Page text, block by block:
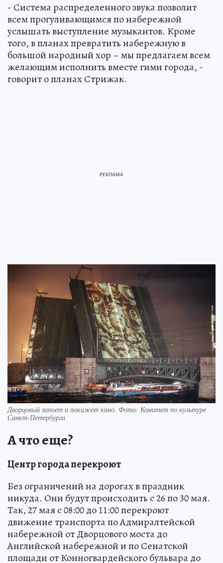
- Система распределенного звука позволит
всем прогуливающимся по набережной
услышать выступление музыкантов. Кроме
того, в планах превратить набережную в
большой народный хор – мы предлагаем всем
желающим исполнить вместе гимн города, -
говорит о планах Стрижак.
Дворцовый запоет и покажет кино. Фото: Комитет по культуре
Санкт-Петербурга
А что еще?
Центр города перекроют
Без ограничений на дорогах в праздник
никуда. Они будут происходить с 26 по 30 мая.
Так, 27 мая с 08:00 до 11:00 перекроют
движение транспорта по Адмиралтейской
набережной от Дворцового моста до
Английской набережной и по Сенатской
площади от Конногвардейского бульвара до